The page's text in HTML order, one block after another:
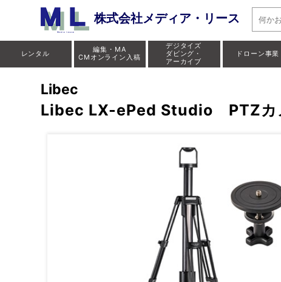
株式会社メディア・リース
レンタル
編集・MA
CMオンライン入稿
デジタイズ
ダビング・
アーカイブ
ドローン事業
Libec
Libec LX-ePed Studio PTZカ